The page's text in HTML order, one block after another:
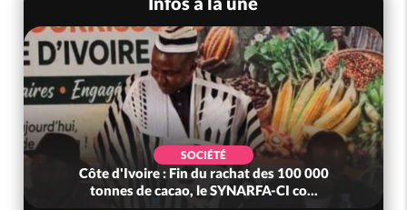
SOCIÉTÉ
Côte d'Ivoire : Fin du rachat des 100 000
tonnes de cacao, le SYNARFA-CI co...